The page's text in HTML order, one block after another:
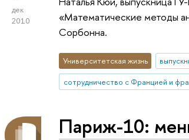
дек
2010
«Математические методы
Сорбонна.
Университетская жизнь
Париж-10: